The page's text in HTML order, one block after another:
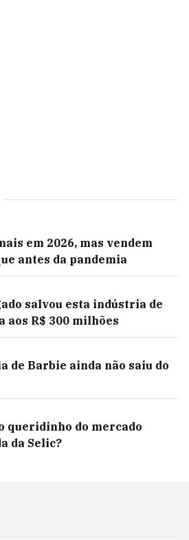
em 2026, mas vendem
antes da pandemia
salvou esta indústria de
aos R$ 300 milhões
de Barbie ainda não saiu do
queridinho do mercado
da Selic?